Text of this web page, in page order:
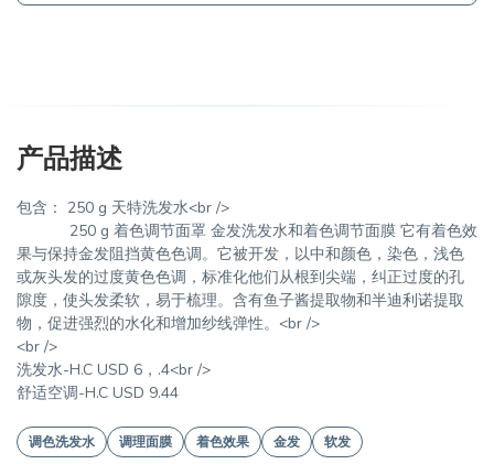
产品描述
包含： 250 g 天特洗发水<br />
250 g 着色调节面罩 金发洗发水和着色调节面膜 它有着色效
果与保持金发阻挡黄色色调。它被开发，以中和颜色，染色，浅色
或灰头发的过度黄色色调，标准化他们从根到尖端，纠正过度的孔
隙度，使头发柔软，易于梳理。含有鱼子酱提取物和半迪利诺提取
物，促进强烈的水化和增加纱线弹性。<br />
<br />
洗发水-H.C USD 6，.4<br />
舒适空调-H.C USD 9.44
调色洗发水 调理面膜 着色效果 金发 软发